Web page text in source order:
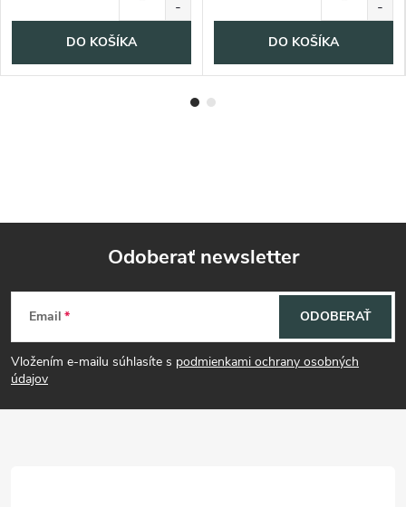
DO KOŠÍKA DO KOŠÍKA
Z
á
p
Odoberať newsletter
Email
Vložením e-mailu súhlasíte s podmienkami ochrany osobných
údajov
ODOBERAŤ